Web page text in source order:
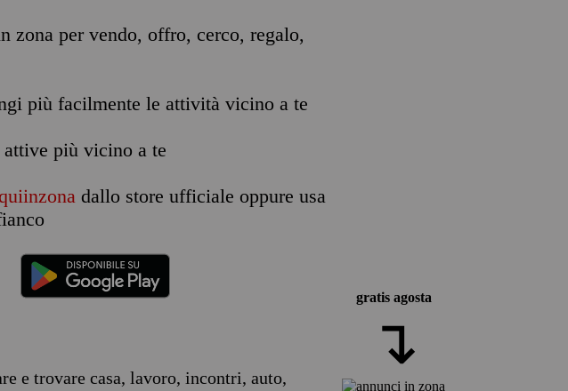
zona per vendo, offro, cerco, regalo,
più facilmente le attività vicino a te
più vicino a te
dallo store ufficiale oppure usa
e trovare casa, lavoro, incontri, auto,
gratis agosta
↴